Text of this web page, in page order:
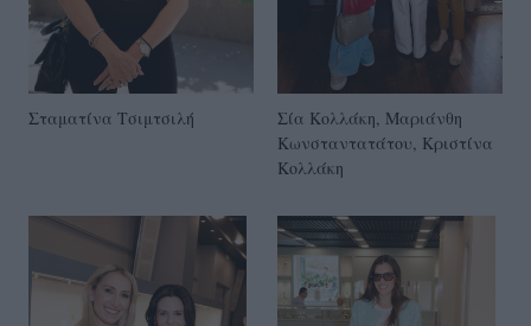
Σταματίνα Τσιμτσιλή
Σία Κολλάκη, Μαριάνθη
Κωνσταντατάτου, Κριστίνα
Κολλάκη